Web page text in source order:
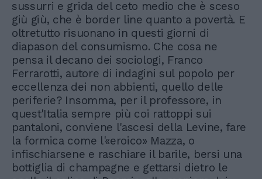
sussurri e grida del ceto medio che è sceso
giù giù, che è border line quanto a povertà. E
oltretutto risuonano in questi giorni di
diapason del consumismo. Che cosa ne
pensa il decano dei sociologi, Franco
Ferrarotti, autore di indagini sul popolo per
eccellenza dei non abbienti, quello delle
periferie? Insomma, per il professore, in
quest'Italia sempre più coi rattoppi sui
pantaloni, conviene l'ascesi della Levine, fare
la formica come l'«eroico» Mazza, o
infischiarsene e raschiare il barile, bersi una
bottiglia di champagne e gettarsi dietro le